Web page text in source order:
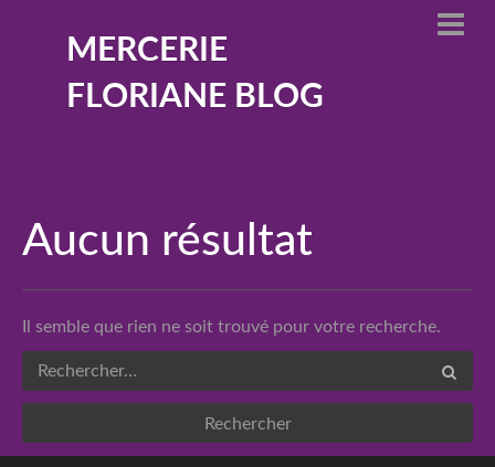
MERCERIE
FLORIANE BLOG
Aucun résultat
Il semble que rien ne soit trouvé pour votre recherche.